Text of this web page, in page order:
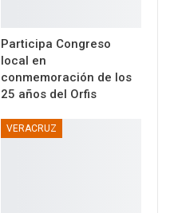
Participa Congreso
local en
conmemoración de los
25 años del Orfis
VERACRUZ